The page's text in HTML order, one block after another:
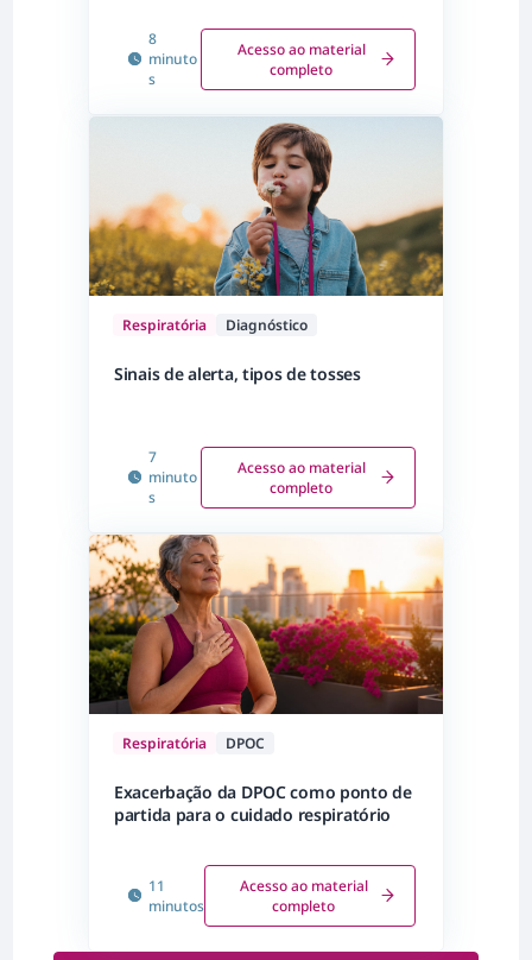
8
minuto
s
Acesso ao material
completo
Respiratória Diagnóstico
Sinais de alerta, tipos de tosses
7
minuto
s
Acesso ao material
completo
Respiratória DPOC
Exacerbação da DPOC como ponto de
partida para o cuidado respiratório
11
minutos
Acesso ao material
completo